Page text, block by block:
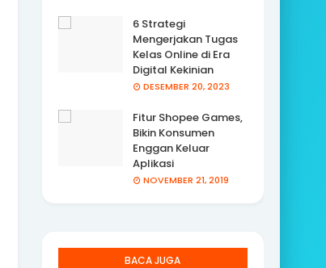
6 Strategi
Mengerjakan Tugas
Kelas Online di Era
Digital Kekinian
DESEMBER 20, 2023
Fitur Shopee Games,
Bikin Konsumen
Enggan Keluar
Aplikasi
NOVEMBER 21, 2019
BACA JUGA